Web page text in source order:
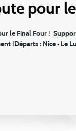
pour
le Final Four !
!Départs : Nice • Le